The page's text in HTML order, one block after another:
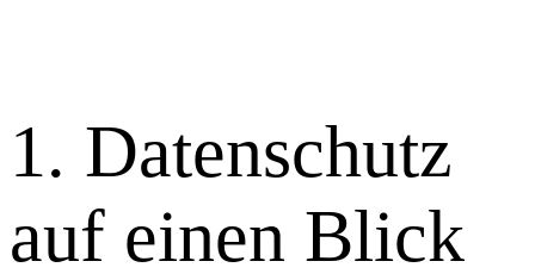
1. Datenschutz
auf einen Blick